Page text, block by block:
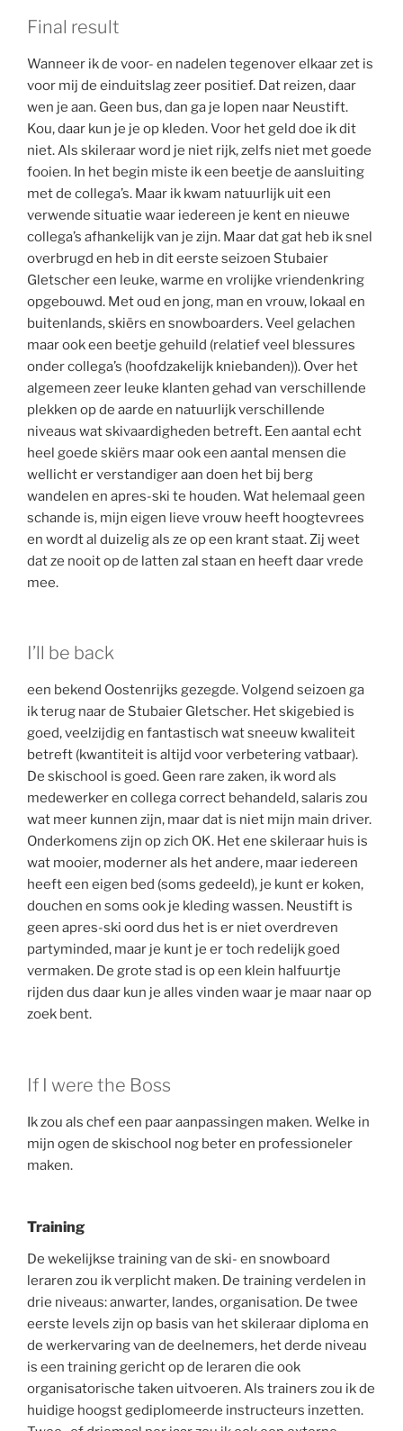
Final result
Wanneer ik de voor- en nadelen tegenover elkaar zet is
voor mij de einduitslag zeer positief. Dat reizen, daar
wen je aan. Geen bus, dan ga je lopen naar Neustift.
Kou, daar kun je je op kleden. Voor het geld doe ik dit
niet. Als skileraar word je niet rijk, zelfs niet met goede
fooien. In het begin miste ik een beetje de aansluiting
met de collega’s. Maar ik kwam natuurlijk uit een
verwende situatie waar iedereen je kent en nieuwe
collega’s afhankelijk van je zijn. Maar dat gat heb ik snel
overbrugd en heb in dit eerste seizoen Stubaier
Gletscher een leuke, warme en vrolijke vriendenkring
opgebouwd. Met oud en jong, man en vrouw, lokaal en
buitenlands, skiërs en snowboarders. Veel gelachen
maar ook een beetje gehuild (relatief veel blessures
onder collega’s (hoofdzakelijk kniebanden)). Over het
algemeen zeer leuke klanten gehad van verschillende
plekken op de aarde en natuurlijk verschillende
niveaus wat skivaardigheden betreft. Een aantal echt
heel goede skiërs maar ook een aantal mensen die
wellicht er verstandiger aan doen het bij berg
wandelen en apres-ski te houden. Wat helemaal geen
schande is, mijn eigen lieve vrouw heeft hoogtevrees
en wordt al duizelig als ze op een krant staat. Zij weet
dat ze nooit op de latten zal staan en heeft daar vrede
mee.
I’ll be back
een bekend Oostenrijks gezegde. Volgend seizoen ga
ik terug naar de Stubaier Gletscher. Het skigebied is
goed, veelzijdig en fantastisch wat sneeuw kwaliteit
betreft (kwantiteit is altijd voor verbetering vatbaar).
De skischool is goed. Geen rare zaken, ik word als
medewerker en collega correct behandeld, salaris zou
wat meer kunnen zijn, maar dat is niet mijn main driver.
Onderkomens zijn op zich OK. Het ene skileraar huis is
wat mooier, moderner als het andere, maar iedereen
heeft een eigen bed (soms gedeeld), je kunt er koken,
douchen en soms ook je kleding wassen. Neustift is
geen apres-ski oord dus het is er niet overdreven
partyminded, maar je kunt je er toch redelijk goed
vermaken. De grote stad is op een klein halfuurtje
rijden dus daar kun je alles vinden waar je maar naar op
zoek bent.
If I were the Boss
Ik zou als chef een paar aanpassingen maken. Welke in
mijn ogen de skischool nog beter en professioneler
maken.
Training
De wekelijkse training van de ski- en snowboard
leraren zou ik verplicht maken. De training verdelen in
drie niveaus: anwarter, landes, organisation. De twee
eerste levels zijn op basis van het skileraar diploma en
de werkervaring van de deelnemers, het derde niveau
is een training gericht op de leraren die ook
organisatorische taken uitvoeren. Als trainers zou ik de
huidige hoogst gediplomeerde instructeurs inzetten.